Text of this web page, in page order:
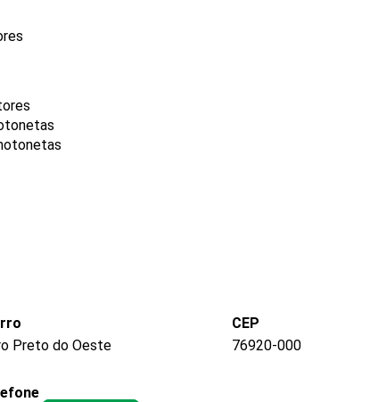
Preto do Oeste
CEP
76920-000